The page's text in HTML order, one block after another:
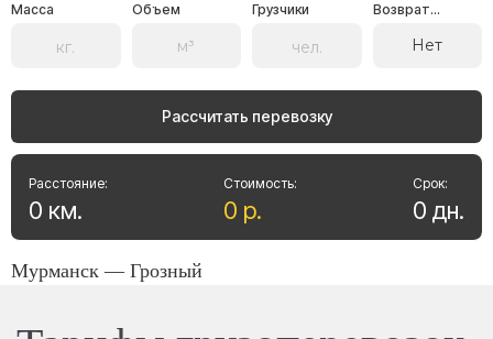
Масса Объем Грузчики Возврат...
Нет
Рассчитать перевозку
Стоимость:
0 р.
Расстояние:
0 км.
Срок:
0 дн.
Мурманск — Грозный